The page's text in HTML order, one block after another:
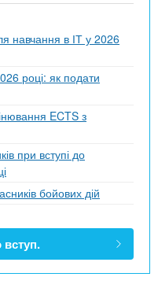
навчання в ІТ у 2026
році: як подати
ECTS з
при вступі до
бойових дій
вступ.